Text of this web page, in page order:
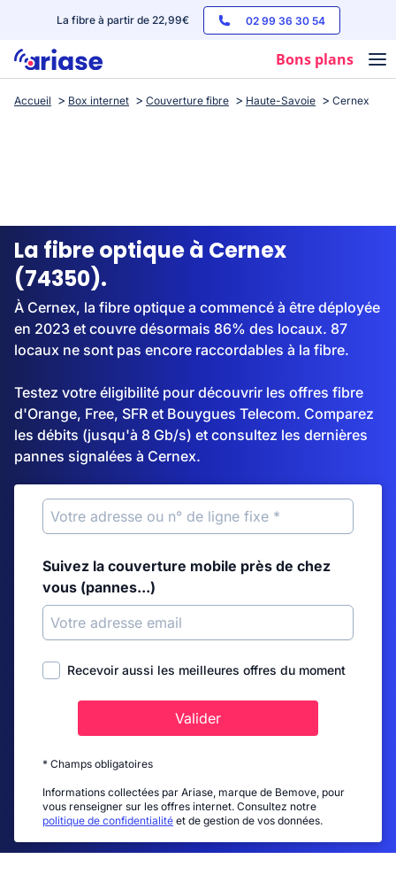
La fibre à partir de 22,99€ 02 99 36 30 54
Bons plans
Box internet
Streaming
Accueil Box internet Couverture fibre Haute-Savoie Cernex
La fibre optique à Cernex
(74350).
À Cernex, la fibre optique a commencé à être déployée
en 2023 et couvre désormais 86% des locaux. 87
locaux ne sont pas encore raccordables à la fibre.
Testez votre éligibilité pour découvrir les offres fibre
d'Orange, Free, SFR et Bouygues Telecom. Comparez
les débits (jusqu'à 8 Gb/s) et consultez les dernières
pannes signalées à Cernex.
Suivez la couverture mobile près de chez
vous (pannes...)
Recevoir aussi les meilleures offres du moment
Valider
* Champs obligatoires
Informations collectées par Ariase, marque de Bemove, pour
vous renseigner sur les offres internet. Consultez notre
politique de confidentialité et de gestion de vos données.